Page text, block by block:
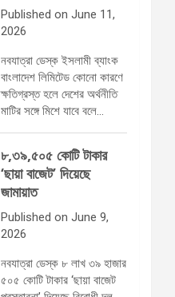
Published on June 11,
2026
নবযাত্রা ডেস্ক ইসলামী ব্যাংক
বাংলাদেশ লিমিটেড কোনো কারণে
ক্ষতিগ্রস্ত হলে দেশের অর্থনীতি
মাটির সঙ্গে মিশে যাবে বলে…
৮,৩৯,৫০৫ কোটি টাকার
‘ছায়া বাজেট’ দিয়েছে
জামায়াত
Published on June 9,
2026
নবযাত্রা ডেস্ক ৮ লাখ ৩৯ হাজার
৫০৫ কোটি টাকার ‘ছায়া বাজেট